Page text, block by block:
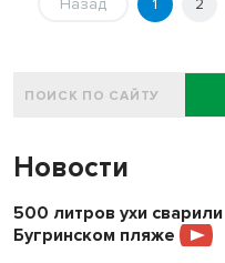
Назад 1 2
Новости
500 литров ухи
Бугринском пляже